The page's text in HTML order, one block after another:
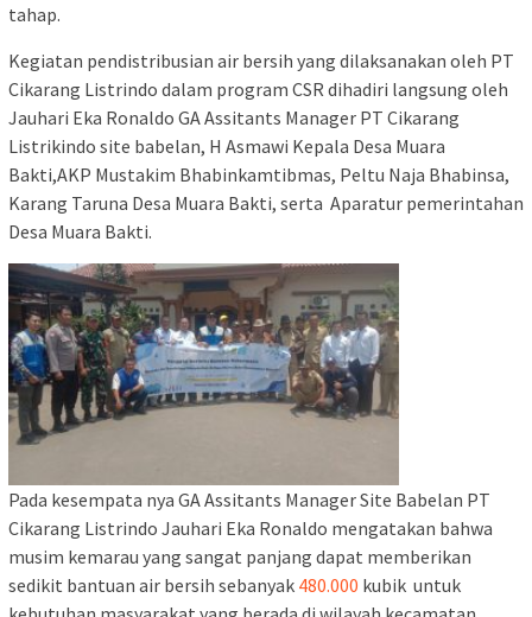
tahap.
Kegiatan pendistribusian air bersih yang dilaksanakan oleh PT
Cikarang Listrindo dalam program CSR dihadiri langsung oleh
Jauhari Eka Ronaldo GA Assitants Manager PT Cikarang
Listrikindo site babelan, H Asmawi Kepala Desa Muara
Bakti,AKP Mustakim Bhabinkamtibmas, Peltu Naja Bhabinsa,
Karang Taruna Desa Muara Bakti, serta Aparatur pemerintahan
Desa Muara Bakti.
Pada kesempata nya GA Assitants Manager Site Babelan PT
Cikarang Listrindo Jauhari Eka Ronaldo mengatakan bahwa
musim kemarau yang sangat panjang dapat memberikan
sedikit bantuan air bersih sebanyak 480.000 kubik untuk